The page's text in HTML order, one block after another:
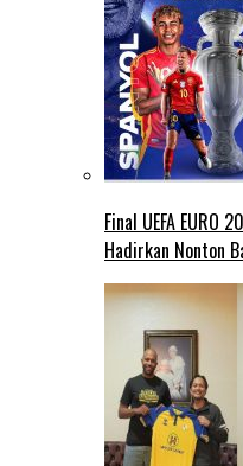
Final UEFA EURO
Hadirkan Nonton